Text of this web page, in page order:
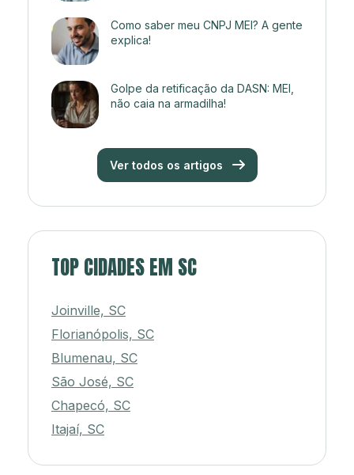
Como saber meu CNPJ MEI? A gente
explica!
Golpe da retificação da DASN: MEI,
não caia na armadilha!
Ver todos os artigos
TOP CIDADES EM SC
Joinville, SC
Florianópolis, SC
Blumenau, SC
São José, SC
Chapecó, SC
Itajaí, SC